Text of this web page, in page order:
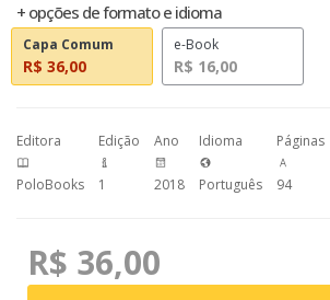
+ opções de formato e idioma
Capa Comum
R$ 36,00
e-Book
R$ 16,00
Editora
PoloBooks
Edição
1
Ano
2018
Idioma
Português
Páginas
94
R$ 36,00